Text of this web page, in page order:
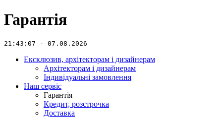
Гарантія
21:43:07 - 07.08.2026
Ексклюзив, архітекторам і дизайнерам
Архітекторам і дизайнерам
Індивідуальні замовлення
Наш сервіс
Гарантія
Кредит, розстрочка
Доставка